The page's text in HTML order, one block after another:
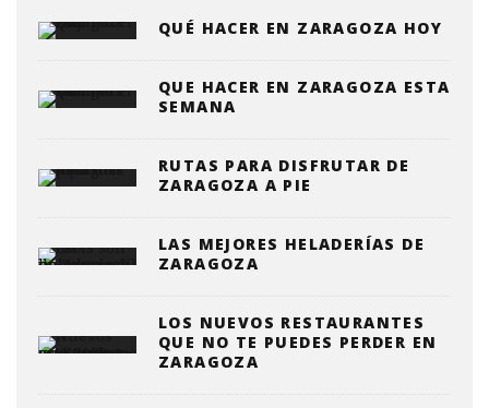
QUÉ HACER EN ZARAGOZA HOY
QUE HACER EN ZARAGOZA ESTA
SEMANA
RUTAS PARA DISFRUTAR DE
ZARAGOZA A PIE
LAS MEJORES HELADERÍAS DE
ZARAGOZA
LOS NUEVOS RESTAURANTES
QUE NO TE PUEDES PERDER EN
ZARAGOZA